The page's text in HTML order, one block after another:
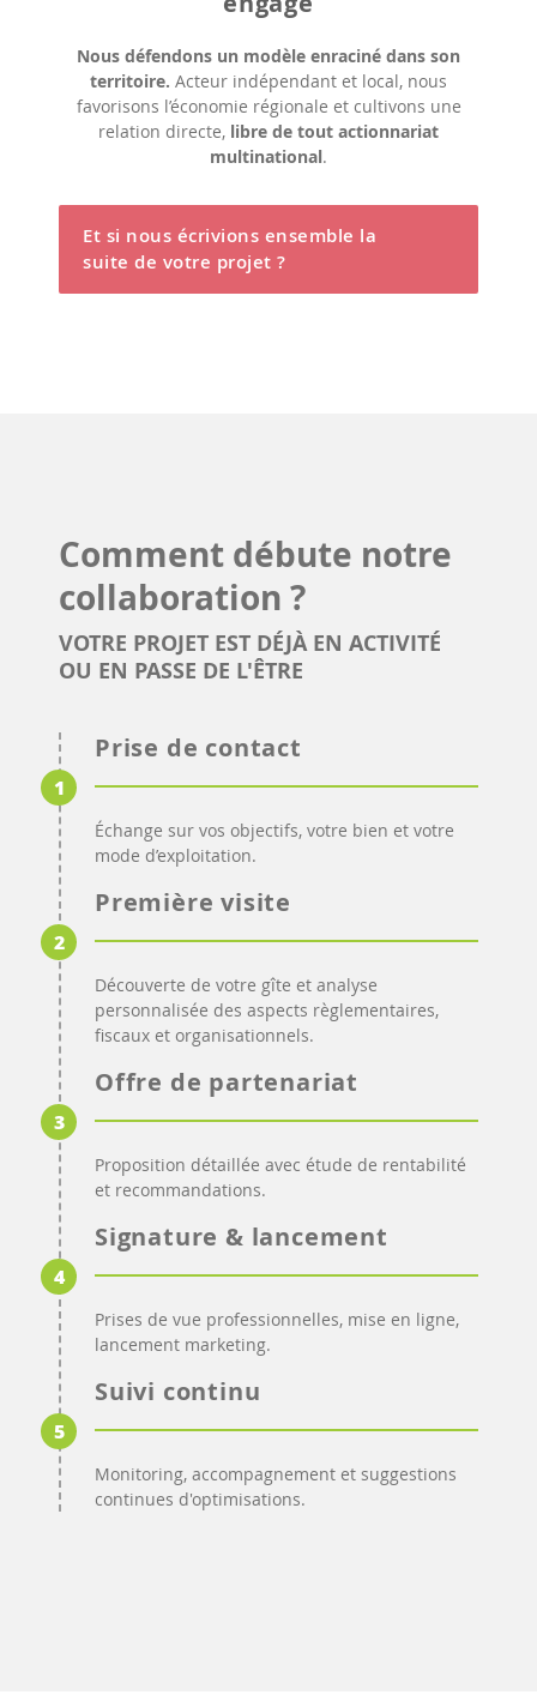
Nous défendons un modèle enraciné dans son
territoire. Acteur indépendant et local, nous
favorisons l’économie régionale et cultivons une
relation directe, libre de tout actionnariat
multinational.
Et si nous écrivions ensemble la
suite de votre projet ?
Comment débute notre
collaboration ?
VOTRE PROJET EST DÉJÀ EN ACTIVITÉ
OU EN PASSE DE L'ÊTRE
1
Prise de contact
Échange sur vos objectifs, votre bien et votre
mode d’exploitation.
2
Première visite
Découverte de votre gîte et analyse
personnalisée des aspects règlementaires,
fiscaux et organisationnels.
3
Offre de partenariat
Proposition détaillée avec étude de rentabilité
et recommandations.
4
Signature & lancement
Prises de vue professionnelles, mise en ligne,
lancement marketing.
5
Suivi continu
Monitoring, accompagnement et suggestions
continues d'optimisations.